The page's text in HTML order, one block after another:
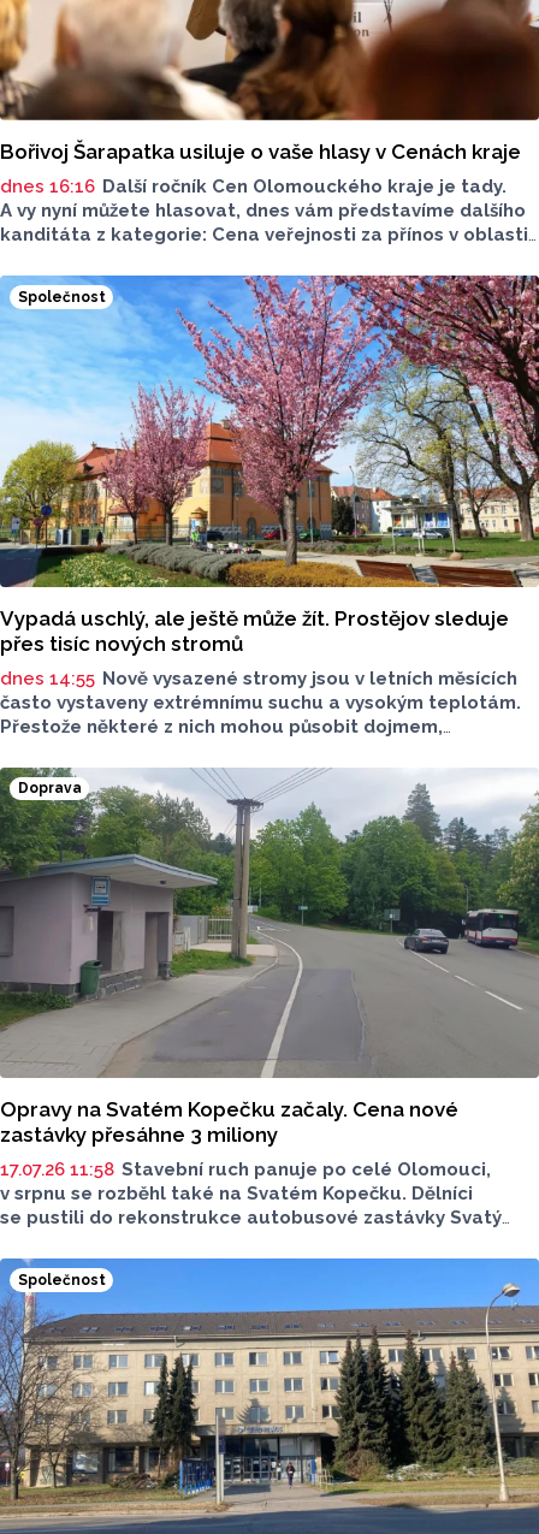
Bořivoj Šarapatka usiluje o vaše hlasy v Cenách kraje
dnes 16:16 Další ročník Cen Olomouckého kraje je tady.
A vy nyní můžete hlasovat, dnes vám představíme dalšího
kanditáta z kategorie: Cena veřejnosti za přínos v oblasti
v kategorii: Dlouhodobý přínos v oblasti životního
prostředí.
Společnost
Vypadá uschlý, ale ještě může žít. Prostějov sleduje
přes tisíc nových stromů
dnes 14:55 Nově vysazené stromy jsou v letních měsících
často vystaveny extrémnímu suchu a vysokým teplotám.
Přestože některé z nich mohou působit dojmem,
Statutární město Prostějov proto zajišťuje pravidelnou
kontrolu, intenzivní zálivku i následnou péči tak, aby měly
co nejlepší podmínky pro ujmutí.
Doprava
Opravy na Svatém Kopečku začaly. Cena nové
zastávky přesáhne 3 miliony
17.07.26 11:58 Stavební ruch panuje po celé Olomouci,
v srpnu se rozběhl také na Svatém Kopečku. Dělníci
se pustili do rekonstrukce autobusové zastávky Svatý
je oprava chodníku, dlažby nástupiště a čekárny včetně
varovných a signálních ploch. Práce začaly ve středu 5.
srpna, hotovo bude na konci září.
Společnost